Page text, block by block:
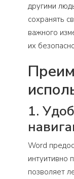
другими
сохранять
важного
их
1.
Word
интуитивно
позволяет